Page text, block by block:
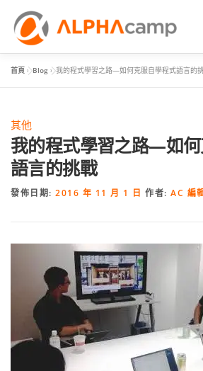
FAQ
首頁 »Blog »我的程式學習之路—如何克服自學程式語言的
其他
我的程式學習之路—如
語言的挑戰
發佈日期: 2016 年 11 月 1 日 作者: AC 編